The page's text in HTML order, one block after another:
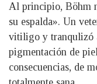
Al principio, Böhm
su espalda». Un
vitiligo y tranqulizó
pigmentación de
consecuencias, de